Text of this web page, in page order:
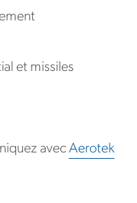
et missiles
avec Aerotek